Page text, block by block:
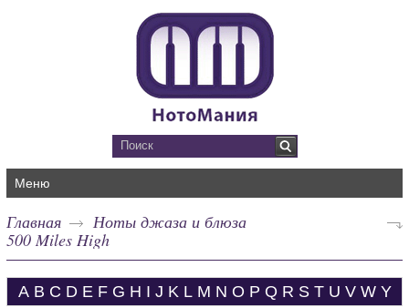
Меню
Главная
Ноты джаза и блюза
500 Miles High
A B C D E F G H I J K L M N O P Q R S T U V W Y